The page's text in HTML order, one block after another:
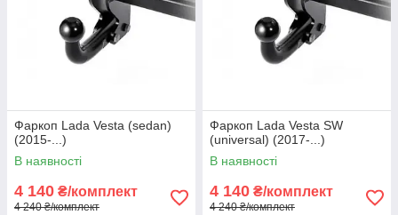
Фаркоп Lada Vesta (sedan)
(2015-...)
В наявності
4 140 ₴/комплект
4 240 ₴/комплект
Фаркоп Lada Vesta SW
(universal) (2017-...)
В наявності
4 140 ₴/комплект
4 240 ₴/комплект